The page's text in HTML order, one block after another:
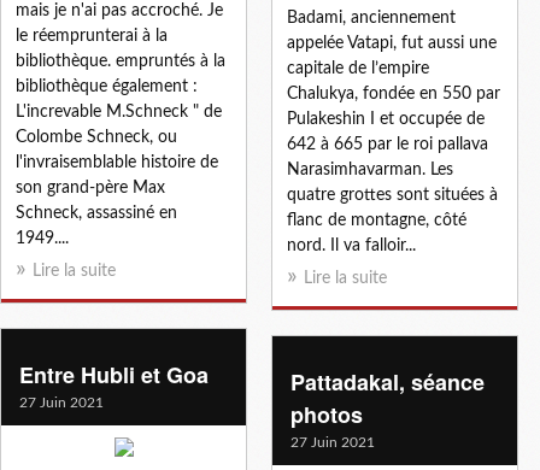
mais je n'ai pas accroché. Je
le réemprunterai à la
bibliothèque. empruntés à la
bibliothèque également :
L'increvable M.Schneck " de
Colombe Schneck, ou
l'invraisemblable histoire de
son grand-père Max
Schneck, assassiné en
1949....
Lire la suite
Badami, anciennement
appelée Vatapi, fut aussi une
capitale de l’empire
Chalukya, fondée en 550 par
Pulakeshin I et occupée de
642 à 665 par le roi pallava
Narasimhavarman. Les
quatre grottes sont situées à
flanc de montagne, côté
nord. Il va falloir...
Lire la suite
Entre Hubli et Goa
27 Juin 2021
Pattadakal, séance
photos
27 Juin 2021